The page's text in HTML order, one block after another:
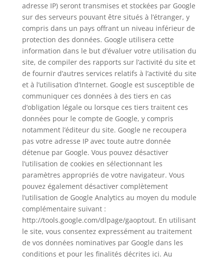
adresse IP) seront transmises et stockées par Google
sur des serveurs pouvant être situés à l’étranger, y
compris dans un pays offrant un niveau inférieur de
protection des données. Google utilisera cette
information dans le but d’évaluer votre utilisation du
site, de compiler des rapports sur l’activité du site et
de fournir d’autres services relatifs à l’activité du site
et à l’utilisation d’Internet. Google est susceptible de
communiquer ces données à des tiers en cas
d’obligation légale ou lorsque ces tiers traitent ces
données pour le compte de Google, y compris
notamment l’éditeur du site. Google ne recoupera
pas votre adresse IP avec toute autre donnée
détenue par Google. Vous pouvez désactiver
l’utilisation de cookies en sélectionnant les
paramètres appropriés de votre navigateur. Vous
pouvez également désactiver complètement
l’utilisation de Google Analytics au moyen du module
complémentaire suivant :
http://tools.google.com/dlpage/gaoptout. En utilisant
le site, vous consentez expressément au traitement
de vos données nominatives par Google dans les
conditions et pour les finalités décrites ici. Au